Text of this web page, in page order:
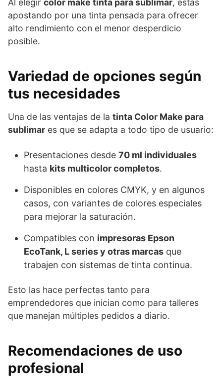
Al elegir color make tinta para sublimar, estás
apostando por una tinta pensada para ofrecer
alto rendimiento con el menor desperdicio
posible.
Variedad de opciones según
tus necesidades
Una de las ventajas de la tinta Color Make para
sublimar es que se adapta a todo tipo de usuario:
Presentaciones desde 70 ml individuales
hasta kits multicolor completos.
Disponibles en colores CMYK, y en algunos
casos, con variantes de colores especiales
para mejorar la saturación.
Compatibles con impresoras Epson
EcoTank, L series y otras marcas que
trabajen con sistemas de tinta continua.
Esto las hace perfectas tanto para
emprendedores que inician como para talleres
que manejan múltiples pedidos a diario.
Recomendaciones de uso
profesional